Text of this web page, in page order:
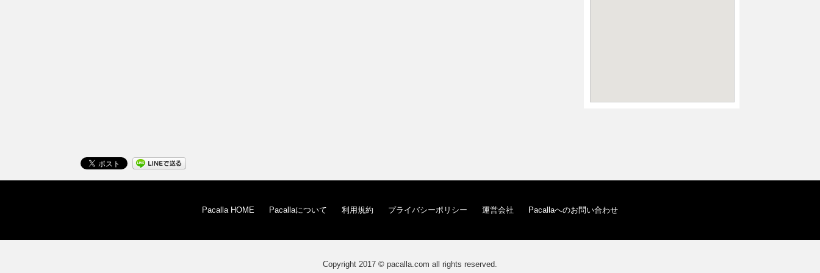
Pacalla HOME Pacallaについて 利用規約 プライバシーポリシー 運営会社 Pacallaへのお問い合わせ
Copyright 2017 © pacalla.com all rights reserved.